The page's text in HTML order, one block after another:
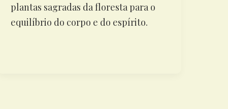
plantas sagradas da floresta para o
equilíbrio do corpo e do espírito.